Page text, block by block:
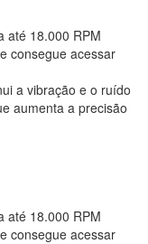
até 18.000 RPM
consegue acessar
a vibração e o ruído
aumenta a precisão
até 18.000 RPM
consegue acessar